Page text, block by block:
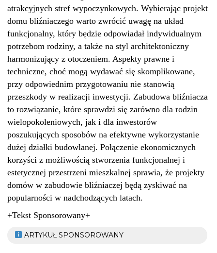
atrakcyjnych stref wypoczynkowych. Wybierając projekt
domu bliźniaczego warto zwrócić uwagę na układ
funkcjonalny, który będzie odpowiadał indywidualnym
potrzebom rodziny, a także na styl architektoniczny
harmonizujący z otoczeniem. Aspekty prawne i
techniczne, choć mogą wydawać się skomplikowane,
przy odpowiednim przygotowaniu nie stanowią
przeszkody w realizacji inwestycji. Zabudowa bliźniacza
to rozwiązanie, które sprawdzi się zarówno dla rodzin
wielopokoleniowych, jak i dla inwestorów
poszukujących sposobów na efektywne wykorzystanie
dużej działki budowlanej. Połączenie ekonomicznych
korzyści z możliwością stworzenia funkcjonalnej i
estetycznej przestrzeni mieszkalnej sprawia, że projekty
domów w zabudowie bliźniaczej będą zyskiwać na
popularności w nadchodzących latach.
+Tekst Sponsorowany+
ARTYKUŁ SPONSOROWANY